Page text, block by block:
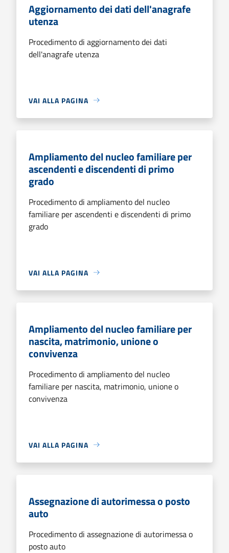
Aggiornamento dei dati dell'anagrafe
utenza
Procedimento di aggiornamento dei dati
dell'anagrafe utenza
VAI ALLA PAGINA
Ampliamento del nucleo familiare per
ascendenti e discendenti di primo
grado
Procedimento di ampliamento del nucleo
familiare per ascendenti e discendenti di primo
grado
VAI ALLA PAGINA
Ampliamento del nucleo familiare per
nascita, matrimonio, unione o
convivenza
Procedimento di ampliamento del nucleo
familiare per nascita, matrimonio, unione o
convivenza
VAI ALLA PAGINA
Assegnazione di autorimessa o posto
auto
Procedimento di assegnazione di autorimessa o
posto auto